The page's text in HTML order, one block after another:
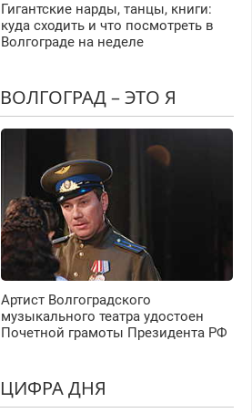
Гигантские нарды, танцы, книги:
куда сходить и что посмотреть в
Волгограде на неделе
ВОЛГОГРАД – ЭТО Я
Артист Волгоградского
музыкального театра удостоен
Почетной грамоты Президента РФ
ЦИФРА ДНЯ